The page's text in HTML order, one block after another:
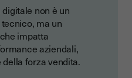
non è un
ma un
impatta
aziendali,
forza vendita.